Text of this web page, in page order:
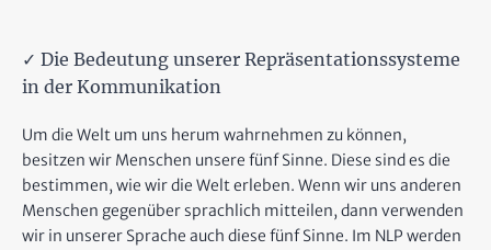
✓ Die Bedeutung unserer Repräsentationssysteme
in der Kommunikation
Um die Welt um uns herum wahrnehmen zu können,
besitzen wir Menschen unsere fünf Sinne. Diese sind es die
bestimmen, wie wir die Welt erleben. Wenn wir uns anderen
Menschen gegenüber sprachlich mitteilen, dann verwenden
wir in unserer Sprache auch diese fünf Sinne. Im NLP werden